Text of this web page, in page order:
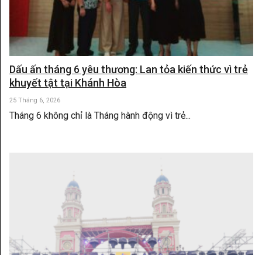
Dấu ấn tháng 6 yêu thương: Lan tỏa kiến thức vì trẻ
khuyết tật tại Khánh Hòa
25 Tháng 6, 2026
Tháng 6 không chỉ là Tháng hành động vì trẻ...